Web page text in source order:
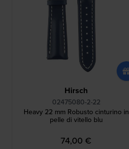
Hirsch
02475080-2-22
Heavy 22 mm Robusto cinturino in
pelle di vitello blu
74,00 €